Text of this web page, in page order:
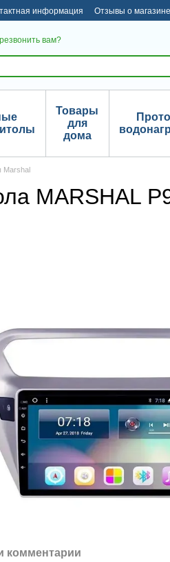
информация Отзывы о магазине
вам?
Товары
для
дома
Marshal
MARSHAL
комментарий